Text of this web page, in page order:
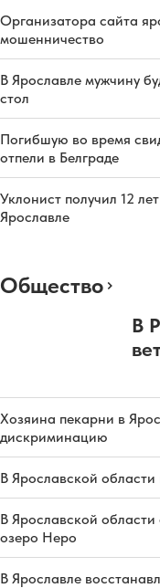
Организатора сайта
мошенничество
В Ярославле мужчину
стол
Погибшую во время
отпели в Белграде
Уклонист получил 12
Ярославле
Общество
В
Хозяина пекарни в
дискриминацию
В Ярославской
В Ярославской области
озеро Неро
В Ярославле